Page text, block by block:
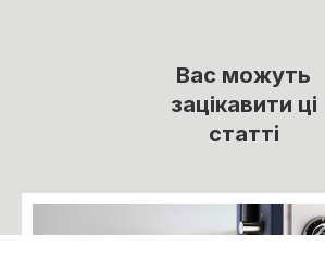
Вас можуть
зацікавити ці
статті